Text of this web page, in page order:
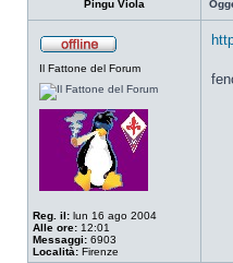
Pingu Viola
Il Fattone del Forum
Reg. il: lun 16 ago 2004
Alle ore: 12:01
Messaggi: 6903
Località: Firenze